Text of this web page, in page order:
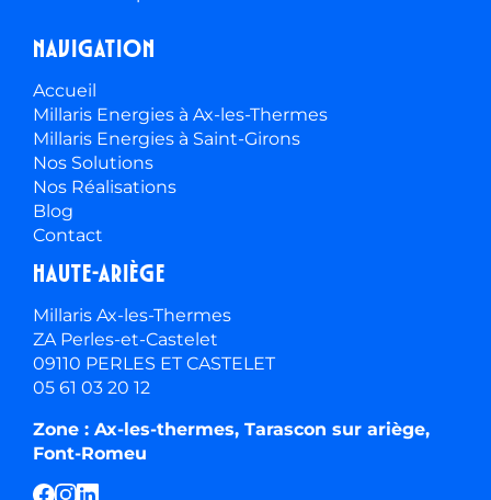
Navigation
Accueil
Millaris Energies à Ax-les-Thermes
Millaris Energies à Saint-Girons
Nos Solutions
Nos Réalisations
Blog
Contact
Haute-ariège
Millaris Ax-les-Thermes
ZA Perles-et-Castelet
09110 PERLES ET CASTELET
05 61 03 20 12
Zone : Ax-les-thermes, Tarascon sur ariège,
Font-Romeu